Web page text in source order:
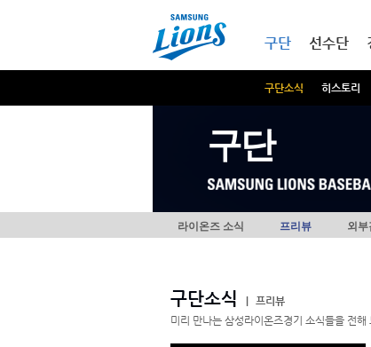
구단
구단소식 히스토리
선수단
구단
라이온즈 소식 프리뷰 외부
구단소식
프리뷰
미리 만나는 삼성라이온즈경기 소식들을 전해